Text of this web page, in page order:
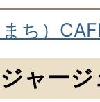
ち）
ャー